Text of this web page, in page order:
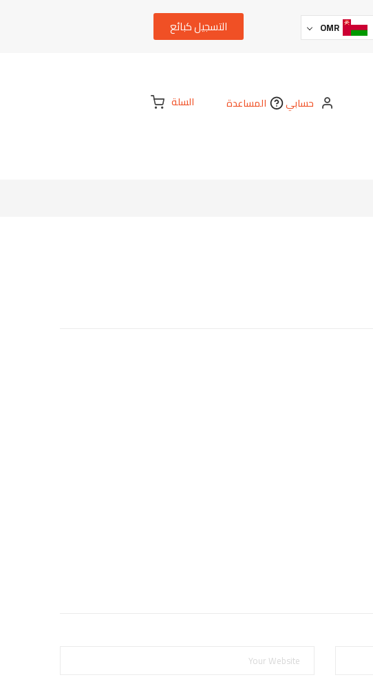
OMR التسجيل كبائع
حسابي المساعدة السلة